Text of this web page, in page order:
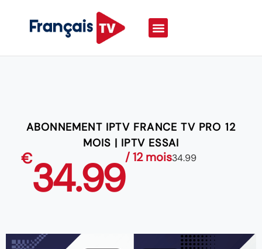
ABONNEMENT IPTV FRANCE TV PRO 12
MOIS | IPTV ESSAI
€34.99/ 12 mois34.99